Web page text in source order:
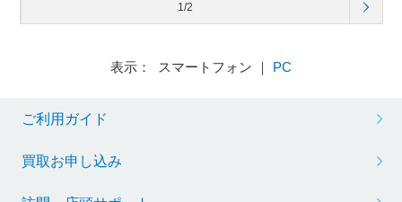
1/2
表示： スマートフォン ｜ PC
ご利用ガイド
買取お申し込み